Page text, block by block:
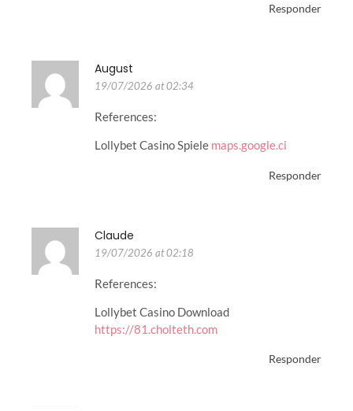
Responder
August
19/07/2026 at 02:34
References:
Lollybet Casino Spiele maps.google.ci
Responder
Claude
19/07/2026 at 02:18
References:
Lollybet Casino Download
https://81.cholteth.com
Responder